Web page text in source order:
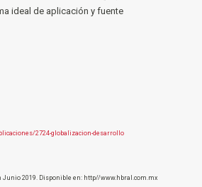
ideal de aplicación y fuente
2724-globalizacion-desarrollo
Junio 2019. Disponible en: http//www.hbral.com.mx